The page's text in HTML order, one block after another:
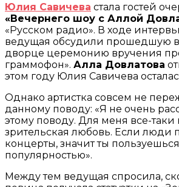
Юлия Савичева стала гостей
«Вечернего шоу с Аллой
«Русском радио». В ходе
ведущая обсудили прошедшую
дворце церемонию вручения
граммофон». Алла Довлатова
этом году Юлия Савичева
Однако артистка совсем не
данному поводу: «Я не очень
этому поводу. Для меня все-таки
зрительская любовь. Если люди
концерты, значит ты пользуешься
популярностью».
Между тем ведущая спросила,